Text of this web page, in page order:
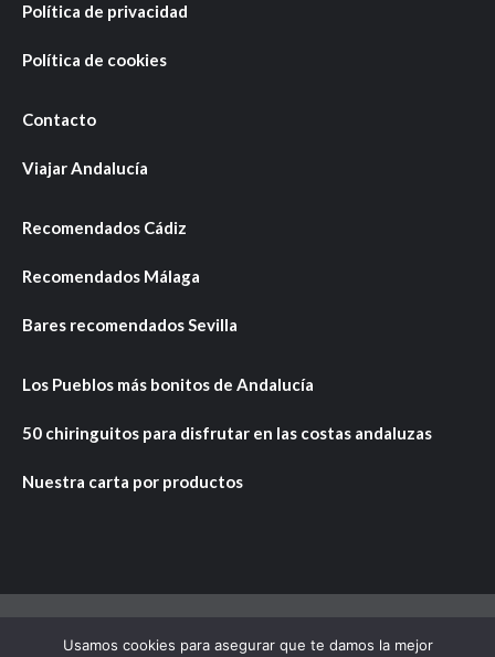
Política de privacidad
Política de cookies
Contacto
Viajar Andalucía
Recomendados Cádiz
Recomendados Málaga
Bares recomendados Sevilla
Los Pueblos más bonitos de Andalucía
50 chiringuitos para disfrutar en las costas andaluzas
Nuestra carta por productos
Usamos cookies para asegurar que te damos la mejor